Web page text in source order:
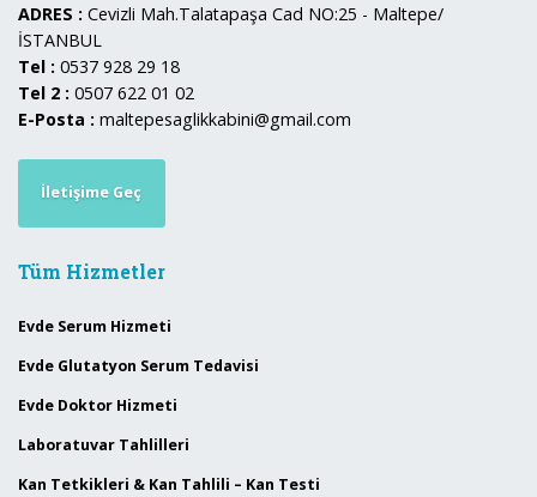
ADRES : Cevizli Mah.Talatapaşa Cad NO:25 - Maltepe/
İSTANBUL
Tel : 0537 928 29 18
Tel 2 : 0507 622 01 02
E-Posta : maltepesaglikkabini@gmail.com
İletişime Geç
Tüm Hizmetler
Evde Serum Hizmeti
Evde Glutatyon Serum Tedavisi
Evde Doktor Hizmeti
Laboratuvar Tahlilleri
Kan Tetkikleri & Kan Tahlili – Kan Testi